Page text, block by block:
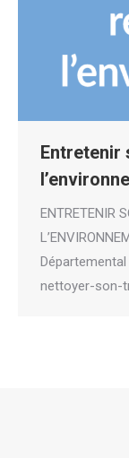
Entretenir
ENTRETENIR
nettoyer-son-